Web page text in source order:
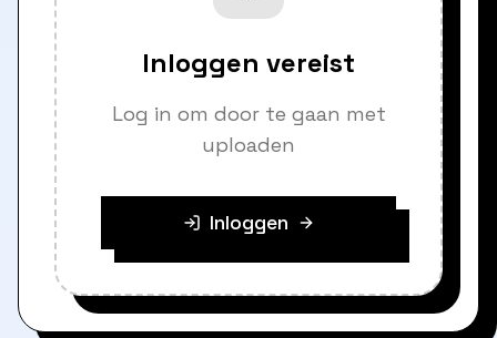
Inloggen vereist
Log in om door te gaan met
uploaden
Inloggen